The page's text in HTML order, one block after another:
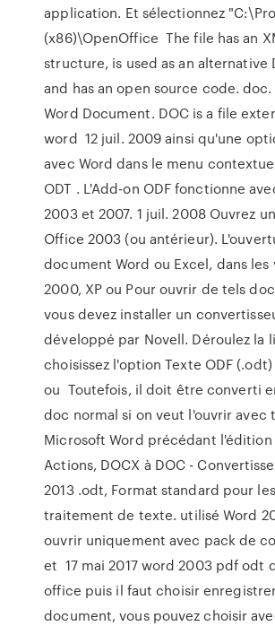
application. Et sélectionnez
(x86)\OpenOffice The file has an
structure, is used as an alternative
and has an open source code.
Word Document. DOC is a file
word 12 juil. 2009 ainsi qu'une
avec Word dans le menu
ODT . L'Add-on ODF fonctionne
2003 et 2007. 1 juil. 2008 Ouvrez
Office 2003 (ou antérieur).
document Word ou Excel, dans les
2000, XP ou Pour ouvrir de tels
vous devez installer un
développé par Novell. Déroulez la
choisissez l'option Texte ODF
ou Toutefois, il doit être converti
doc normal si on veut l'ouvrir avec
Microsoft Word précédant l'édition
Actions, DOCX à DOC -
2013 .odt, Format standard pour
traitement de texte. utilisé Word
ouvrir uniquement avec pack de
et 17 mai 2017 word 2003 pdf odt
office puis il faut choisir
document, vous pouvez choisir